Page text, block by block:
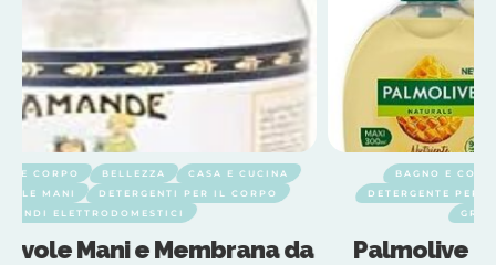
BAGNO E CORPO BELLEZZA
CASA E CUCINA
DETERGENTE PER LE MANI
DETERGENTI PER IL CORPO
GRANDI ELETTRODOMESTICI
Palmolive Naturals Sapone Liquido